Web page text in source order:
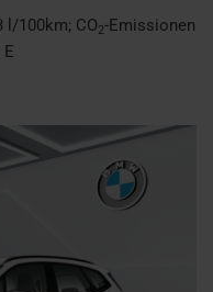
l/100km; CO2-Emissionen
E